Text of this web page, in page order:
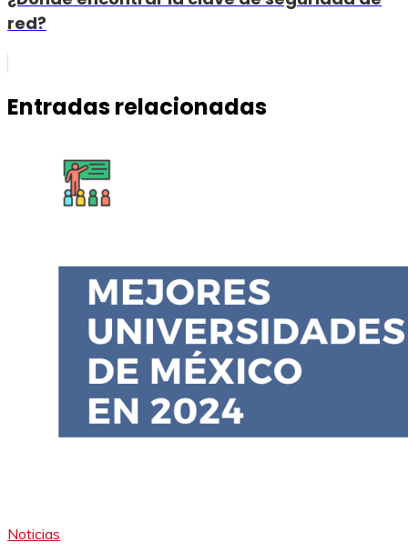
red?
Entradas relacionadas
Noticias